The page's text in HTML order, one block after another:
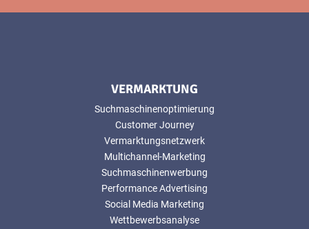
VERMARKTUNG
Suchmaschinenoptimierung
Customer Journey
Vermarktungsnetzwerk
Multichannel-Marketing
Suchmaschinenwerbung
Performance Advertising
Social Media Marketing
Wettbewerbsanalyse